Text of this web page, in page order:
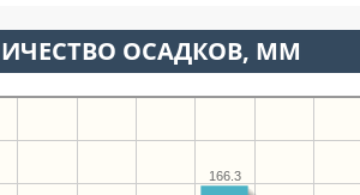
ОСАДКОВ, ММ
166.3